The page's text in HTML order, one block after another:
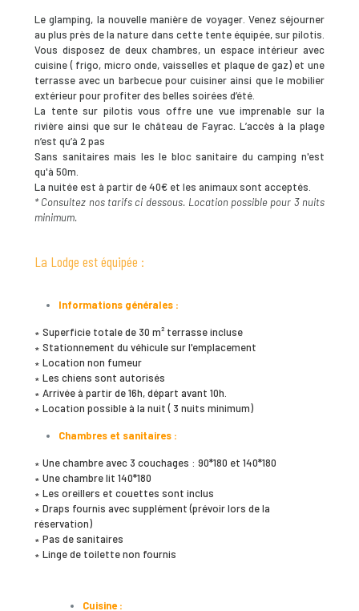
Le glamping, la nouvelle manière de voyager. Venez séjourner
au plus près de la nature dans cette tente équipée, sur pilotis.
Vous disposez de deux chambres, un espace intérieur avec
cuisine ( frigo, micro onde, vaisselles et plaque de gaz) et une
terrasse avec un barbecue pour cuisiner ainsi que le mobilier
extérieur pour profiter des belles soirées d’été.
La tente sur pilotis vous offre une vue imprenable sur la
rivière ainsi que sur le château de Fayrac. L’accès à la plage
n’est qu’à 2 pas
Sans sanitaires mais les le bloc sanitaire du camping n'est
qu'à 50m.
La nuitée est à partir de 40€ et les animaux sont acceptés.
* Consultez nos tarifs ci dessous. Location possible pour 3 nuits
minimum.
La Lodge est équipée :
Informations générales :
∗ Superficie totale de 30 m² terrasse incluse
∗ Stationnement du véhicule sur l'emplacement
∗ Location non fumeur
∗ Les chiens sont autorisés
∗ Arrivée à partir de 16h, départ avant 10h.
∗ Location possible à la nuit ( 3 nuits minimum)
Chambres et sanitaires :
∗ Une chambre avec 3 couchages : 90*180 et 140*180
∗ Une chambre lit 140*180
∗ Les oreillers et couettes sont inclus
∗ Draps fournis avec supplément (prévoir lors de la
réservation)
∗ Pas de sanitaires
∗ Linge de toilette non fournis
Cuisine :